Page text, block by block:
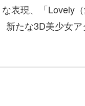
表現、「Lovely
新たな3D美少女